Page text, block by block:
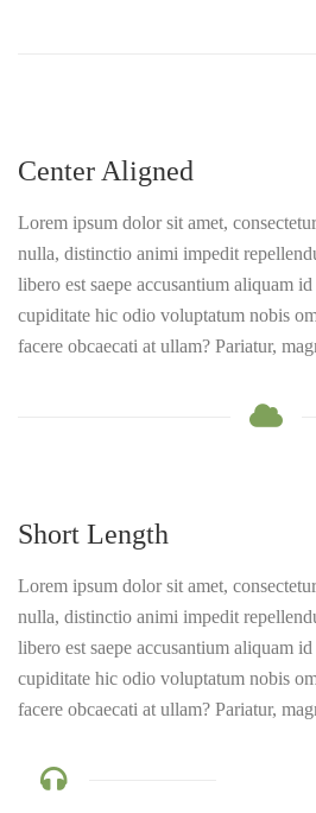
Center Aligned
Lorem ipsum dolor sit amet,
nulla, distinctio animi impedit
libero est saepe accusantium aliquam
cupiditate hic odio voluptatum nobis
facere obcaecati at ullam? Pariatur,
Short Length
Lorem ipsum dolor sit amet,
nulla, distinctio animi impedit
libero est saepe accusantium aliquam
cupiditate hic odio voluptatum nobis
facere obcaecati at ullam? Pariatur,